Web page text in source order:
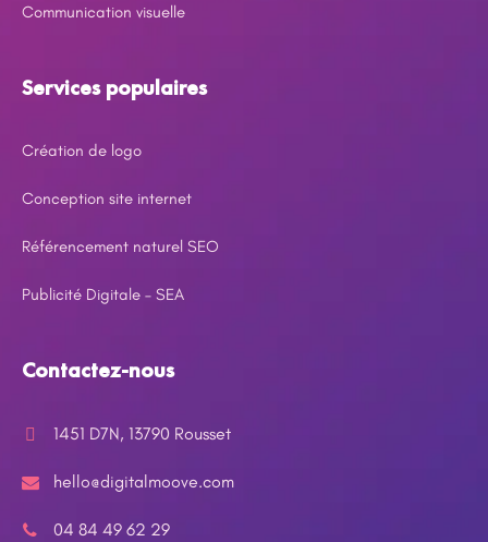
Communication visuelle
Services populaires
Création de logo
Conception site internet
Référencement naturel SEO
Publicité Digitale – SEA
Contactez-nous
1451 D7N, 13790 Rousset
hello@digitalmoove.com
04 84 49 62 29